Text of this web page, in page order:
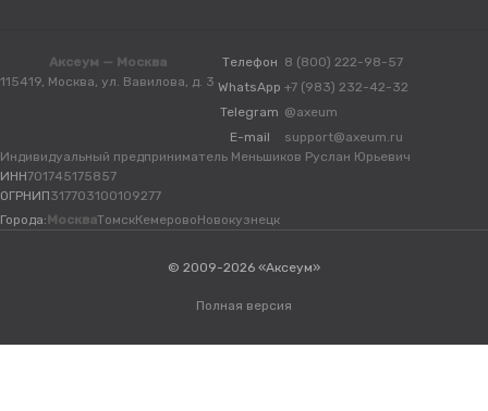
Аксеум — Москва
115419, Москва, ул. Вавилова, д. 3
Телефон 8 (800) 222-98-57
WhatsApp +7 (983) 232-42-32
Telegram @axeum
E-mail
support@axeum.ru
Индивидуальный предприниматель Меньшиков Руслан Юрьевич
ИНН701745175857
ОГРНИП317703100109277
Города:МоскваТомскКемеровоНовокузнецк
© 2009-2026 «Аксеум»
Полная версия